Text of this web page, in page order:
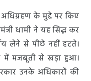
अधिग्रहण के मुद्दे पर किए
धामी ने यह सिद्ध कर
लेने से पीछे नहीं हटते।
में मजबूती से खड़ा हुआ।
उनके अधिकारों की